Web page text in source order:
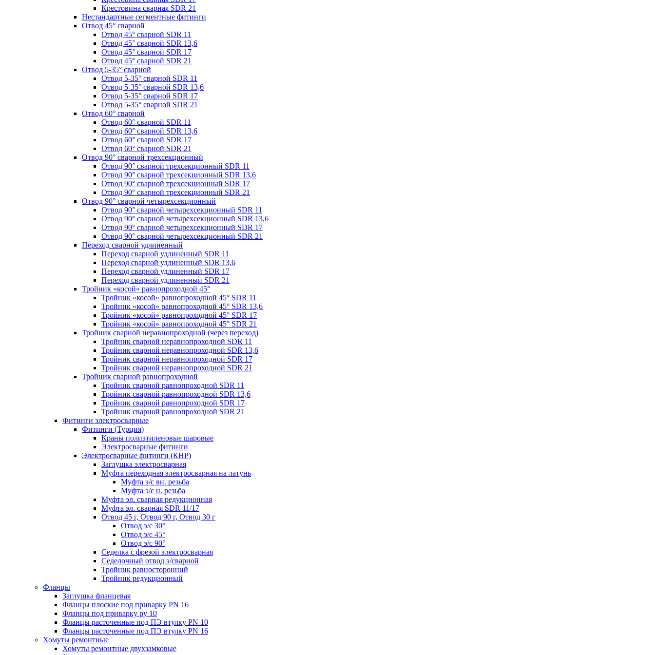
Крестовина сварная SDR 21
Нестандартные сегментные фитинги
Отвод 45° сварной
Отвод 45° сварной SDR 11
Отвод 45° сварной SDR 13,6
Отвод 45° сварной SDR 17
Отвод 45° сварной SDR 21
Отвод 5-35° сварной
Отвод 5-35° сварной SDR 11
Отвод 5-35° сварной SDR 13,6
Отвод 5-35° сварной SDR 17
Отвод 5-35° сварной SDR 21
Отвод 60° сварной
Отвод 60° сварной SDR 11
Отвод 60° сварной SDR 13,6
Отвод 60° сварной SDR 17
Отвод 60° сварной SDR 21
Отвод 90° сварной трехсекционный
Отвод 90° сварной трехсекционный SDR 11
Отвод 90° сварной трехсекционный SDR 13,6
Отвод 90° сварной трехсекционный SDR 17
Отвод 90° сварной трехсекционный SDR 21
Отвод 90° сварной четырехсекционный
Отвод 90° сварной четырехсекционный SDR 11
Отвод 90° сварной четырехсекционный SDR 13,6
Отвод 90° сварной четырехсекционный SDR 17
Отвод 90° сварной четырехсекционный SDR 21
Переход сварной удлиненный
Переход сварной удлиненный SDR 11
Переход сварной удлиненный SDR 13,6
Переход сварной удлиненный SDR 17
Переход сварной удлиненный SDR 21
Тройник «косой» равнопроходной 45°
Тройник «косой» равнопроходной 45° SDR 11
Тройник «косой» равнопроходной 45° SDR 13,6
Тройник «косой» равнопроходной 45° SDR 17
Тройник «косой» равнопроходной 45° SDR 21
Тройник сварной неравнопроходной (через переход)
Тройник сварной неравнопроходной SDR 11
Тройник сварной неравнопроходной SDR 13,6
Тройник сварной неравнопроходной SDR 17
Тройник сварной неравнопроходной SDR 21
Тройник сварной равнопроходной
Тройник сварной равнопроходной SDR 11
Тройник сварной равнопроходной SDR 13,6
Тройник сварной равнопроходной SDR 17
Тройник сварной равнопроходной SDR 21
Фитинги электросварные
Фитинги (Турция)
Краны полиэтиленовые шаровые
Электросварные фитинги
Электросварные фитинги (КНР)
Заглушка электросварная
Муфта переходная электросварная на латунь
Муфта э/с вн. резьба
Муфта э/с н. резьба
Муфта эл. cварная редукционная
Муфта эл. сварная SDR 11/17
Отвод 45 г, Отвод 90 г, Отвод 30 г
Отвод э/с 30°
Отвод э/с 45°
Отвод э/с 90°
Седелка с фрезой электросварная
Седелочный отвод э/сварной
Тройник равносторонний
Тройник редукционный
Фланцы
Заглушка фланцевая
Фланцы плоские под приварку PN 16
Фланцы под приварку ру 10
Фланцы расточенные под ПЭ втулку PN 10
Фланцы расточенные под ПЭ втулку PN 16
Хомуты ремонтные
Хомуты ремонтные двухзамковые